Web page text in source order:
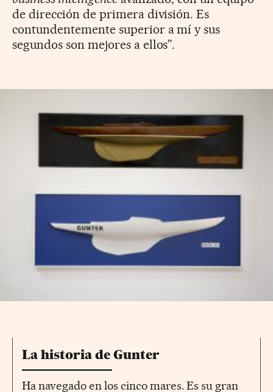
de dirección de primera división. Es
contundentemente superior a mí y sus
segundos son mejores a ellos”.
La historia de Gunter
Ha navegado en los cinco mares. Es su gran